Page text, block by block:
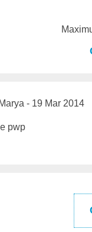
Marya - 19 Mar 2014
pwp